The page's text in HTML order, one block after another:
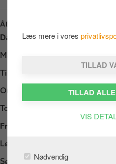
Læs mere i vores
TILLAD
TILLAD
VIS
Nødvendig
ÅBNINGSTIDER
Dag
Mandag
Tirsdag
Onsdag
Torsdag
Fredag
Lørdag
Søndag